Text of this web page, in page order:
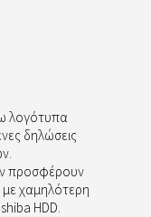
λογότυπα
δηλώσεις
προσφέρουν
χαμηλότερη
HDD.